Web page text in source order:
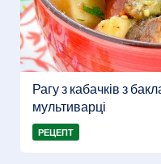
Рагу з кабачків з
мультиварці
РЕЦЕПТ